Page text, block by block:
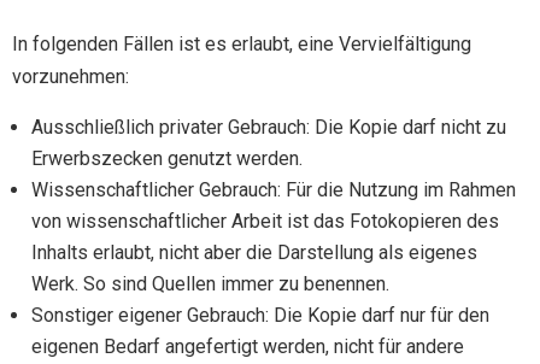
In folgenden Fällen ist es erlaubt, eine Vervielfältigung
vorzunehmen:
Ausschließlich privater Gebrauch: Die Kopie darf nicht zu
Erwerbszecken genutzt werden.
Wissenschaftlicher Gebrauch: Für die Nutzung im Rahmen
von wissenschaftlicher Arbeit ist das Fotokopieren des
Inhalts erlaubt, nicht aber die Darstellung als eigenes
Werk. So sind Quellen immer zu benennen.
Sonstiger eigener Gebrauch: Die Kopie darf nur für den
‎eigenen Bedarf angefertigt werden, nicht für andere